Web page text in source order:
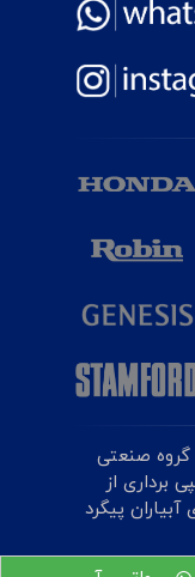
گروه صنعتی
برداری از
پیگرد